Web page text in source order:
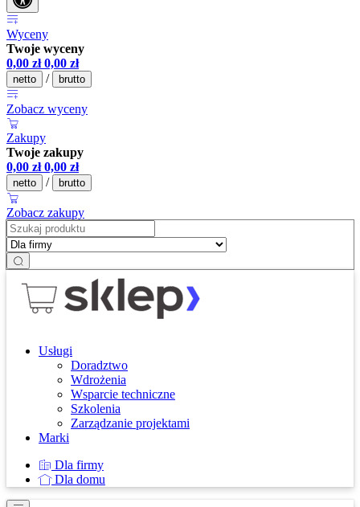
Wyceny
Twoje wyceny
0,00 zł 0,00 zł
netto / brutto
Zobacz wyceny
Zakupy
Twoje zakupy
0,00 zł 0,00 zł
netto / brutto
Zobacz zakupy
Usługi
Doradztwo
Wdrożenia
Wsparcie techniczne
Szkolenia
Zarządzanie projektami
Marki
Dla firmy
Dla domu